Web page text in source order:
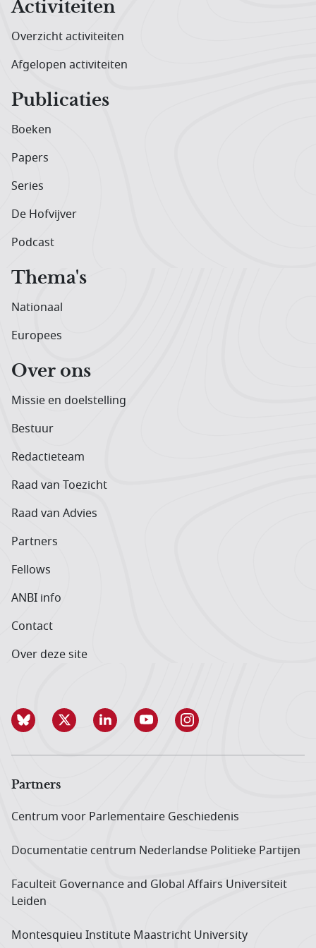
Activiteiten
Overzicht activiteiten
Afgelopen activiteiten
Publicaties
Boeken
Papers
Series
De Hofvijver
Podcast
Thema's
Nationaal
Europees
Over ons
Missie en doelstelling
Bestuur
Redactieteam
Raad van Toezicht
Raad van Advies
Partners
Fellows
ANBI info
Contact
Over deze site
Partners
Centrum voor Parlementaire Geschiedenis
Documentatie centrum Neder­landse Politieke Partijen
Faculteit Governance and Global Affairs Universiteit
Leiden
Montesquieu Institute Maastricht University